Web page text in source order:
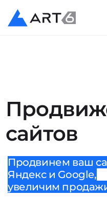
сайтов
Продвинем ваш
Яндекс и Google,
увеличим продажи